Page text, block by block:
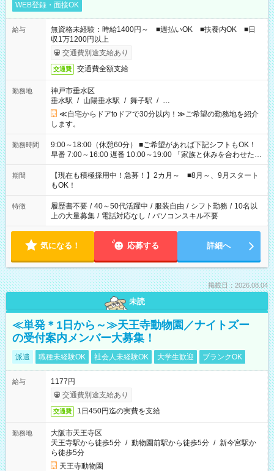
WEB登録・面接OK
給与
無資格未経験：時給1400円～ ■週払いOK ■扶養内OK ■日
収1万1200円以上
交通費別途支給あり
交通費 交通費全額支給
勤務地
神戸市垂水区
垂水駅 / 山陽垂水駅 / 舞子駅 / …
≪自宅からドアtoドアで30分以内！≫ご希望の勤務地を紹介
します。
勤務時間
9:00～18:00（休憩60分） ■ご希望があれば下記シフトもOK！
早番 7:00～16:00 遅番 10:00～19:00 「家族と休みを合わせた
い」 「余裕を持って夕飯の準備がしたい」 「できれば残業はし
たくない」 など、ご希望を教えてくださいね。 ※Wワーク希望
の方へ 今ご覧のお仕事で希望する勤務時間と、もう1つのお仕事
の勤務時間。 合計で週40時間を超える場合は応募できません。
期間
【現在も積極採用中！急募！】2カ月～ ■8月～、9月スタート
もOK！
特徴 履歴書不要 / 40～50代活躍中 / 服装自由 / シフト勤務 / 10名以
上の大量募集 / 電話対応なし / パソコンスキル不要
気になる！ 応募する 詳細へ
掲載日：2026.08.04
未読
≪単発＊1日から～≫天王寺動物園／ナイトズー
の受付案内メンバー大募集！
派遣 職種未経験OK 社会人未経験OK 大学生歓迎 ブランクOK
給与
1177円
交通費別途支給あり
交通費 1日450円迄の実費を支給
勤務地
大阪市天王寺区
天王寺駅から徒歩5分 / 動物園前駅から徒歩5分 / 新今宮駅か
ら徒歩5分
天王寺動物園